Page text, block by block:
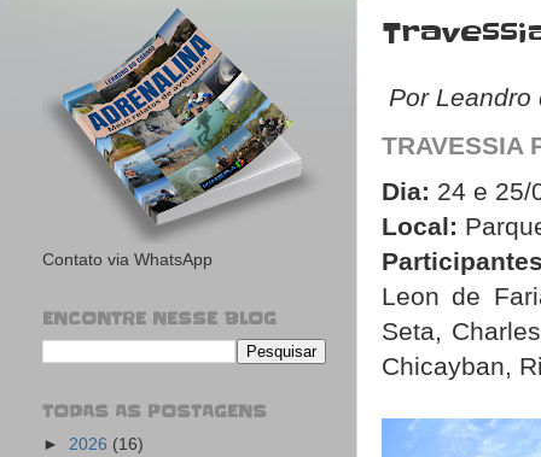
Por Leandro
TRAVESSIA
Dia: 24 e 25/
Local:
Leon de
Seta,
Chicayban,
Contato via WhatsApp
ENCONTRE NESSE BLOG
TODAS AS POSTAGENS
► 2026 (16)